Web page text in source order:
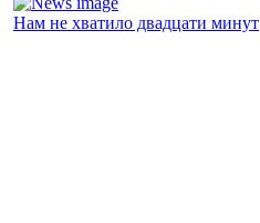
Нам не хватило двадцати минут